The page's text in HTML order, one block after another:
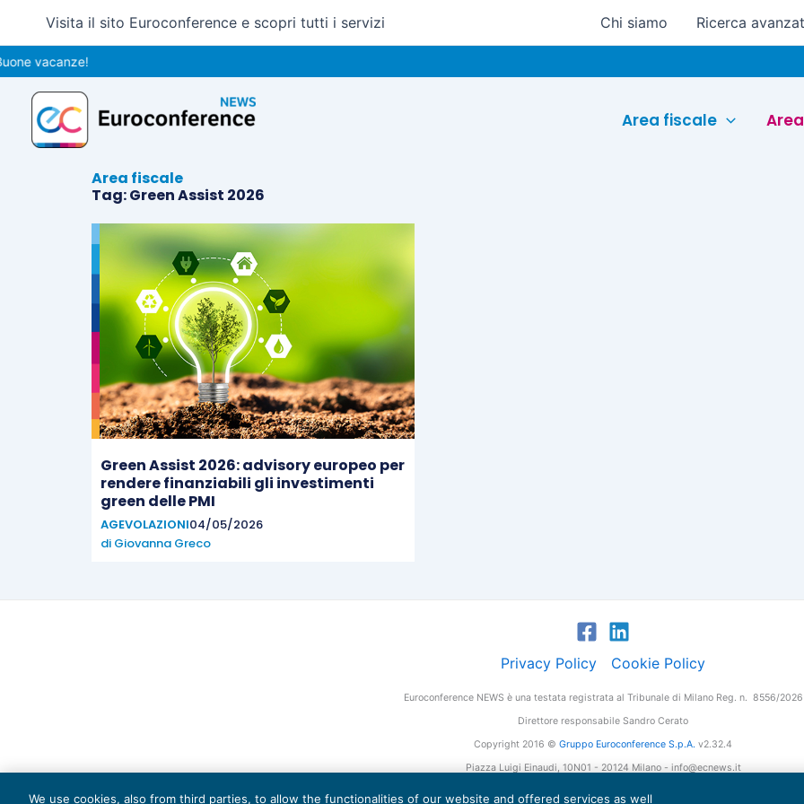
contenuto
Visita il sito Euroconference e scopri tutti i servizi Chi siamo Ricerca
vacanze!
Area fiscale
Area fiscale
Tag: Green Assist 2026
Green Assist 2026: advisory europeo per
rendere finanziabili gli investimenti
green delle PMI
AGEVOLAZIONI04/05/2026
di Giovanna Greco
Privacy Policy Cookie Policy
Euroconference NEWS è una testata registrata al Tribunale di Milano Reg. n. 8556/2026
Direttore responsabile Sandro Cerato
Copyright 2016 © Gruppo Euroconference S.p.A. v2.32.4
Piazza Luigi Einaudi, 10N01 - 20124 Milano - info@ecnews.it
We use cookies, also from third parties, to allow the functionalities of our website and offered services as well